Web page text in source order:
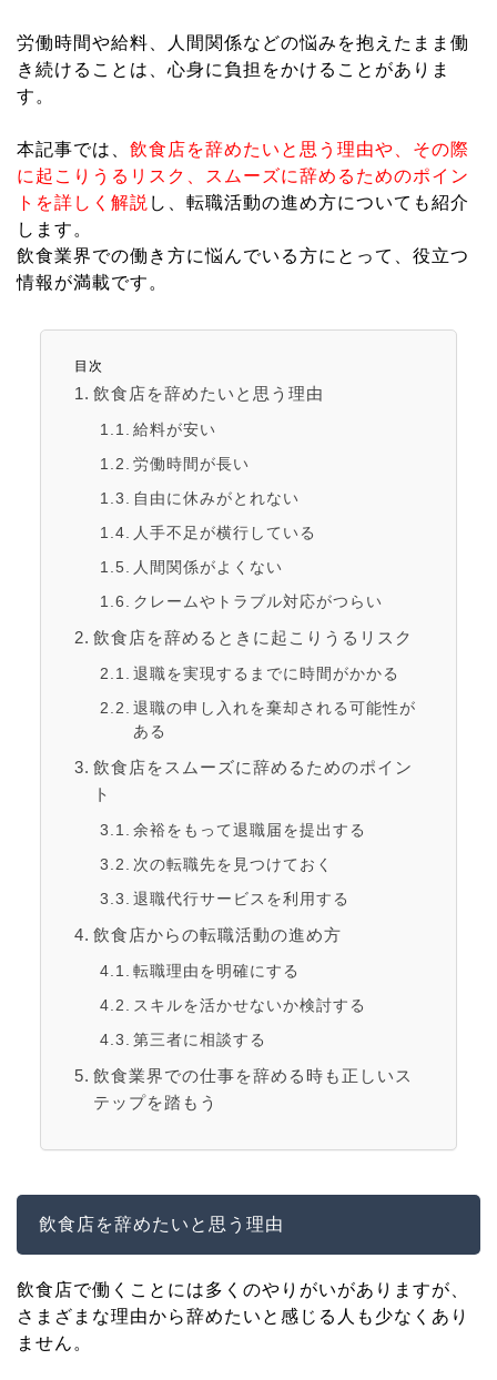
労働時間や給料、人間関係などの悩みを抱えたまま働
き続けることは、心身に負担をかけることがありま
す。
本記事では、 飲食店を辞めたいと思う理由や、その際
に起こりうるリスク、スムーズに辞めるためのポイン
トを詳しく解説 し、転職活動の進め方についても紹介
します。
飲食業界での働き方に悩んでいる方にとって、役立つ
情報が満載です。
目次
飲食店を辞めたいと思う理由
給料が安い
労働時間が長い
自由に休みがとれない
人手不足が横行している
人間関係がよくない
クレームやトラブル対応がつらい
飲食店を辞めるときに起こりうるリスク
退職を実現するまでに時間がかかる
退職の申し入れを棄却される可能性が
ある
飲食店をスムーズに辞めるためのポイン
ト
余裕をもって退職届を提出する
次の転職先を見つけておく
退職代行サービスを利用する
飲食店からの転職活動の進め方
転職理由を明確にする
スキルを活かせないか検討する
第三者に相談する
飲食業界での仕事を辞める時も正しいス
テップを踏もう
飲食店を辞めたいと思う理由
飲食店で働くことには多くのやりがいがありますが、
さまざまな理由から辞めたいと感じる人も少なくあり
ません。